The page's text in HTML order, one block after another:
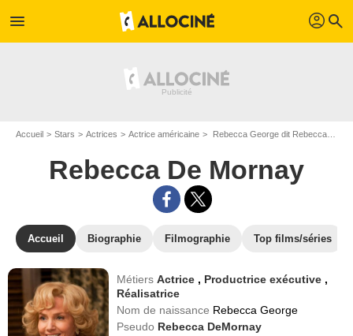
menu profil search
Accueil Stars Actrices Actrice américaine Rebecca George dit Rebecca De Mornay
Rebecca De Mornay
Accueil Biographie Filmographie Top films/séries
MétiersActrice , Productrice exécutive ,
Réalisatrice
Nom de naissance Rebecca George
Pseudo Rebecca DeMornay